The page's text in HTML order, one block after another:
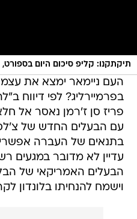
תיקתקנו: קליפ סיכום היום בספורט, 15.2
העם ניימאר ימצא את
בפרמיירליג? לפי דיווח
פריז סן ז'רמן נאסר אל
עם הבעלים החדש של צ'לסי
בתנאים של העברה
עדיין לא מדובר במגעים
הבעלים האמריקאי של
וישמח להנחיתו בלונדון